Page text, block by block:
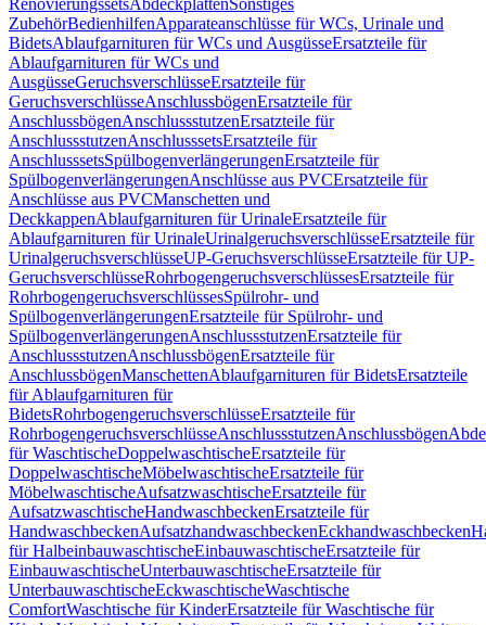
RenovierungssetsAbdeckplattenSonstiges
ZubehörBedienhilfenApparateanschlüsse für WCs, Urinale und
BidetsAblaufgarnituren für WCs und AusgüsseErsatzteile für
Ablaufgarnituren für WCs und
AusgüsseGeruchsverschlüsseErsatzteile für
GeruchsverschlüsseAnschlussbögenErsatzteile für
AnschlussbögenAnschlussstutzenErsatzteile für
AnschlussstutzenAnschlusssetsErsatzteile für
AnschlusssetsSpülbogenverlängerungenErsatzteile für
SpülbogenverlängerungenAnschlüsse aus PVCErsatzteile für
Anschlüsse aus PVCManschetten und
DeckkappenAblaufgarnituren für UrinaleErsatzteile für
Ablaufgarnituren für UrinaleUrinalgeruchsverschlüsseErsatzteile für
UrinalgeruchsverschlüsseUP-GeruchsverschlüsseErsatzteile für UP-
GeruchsverschlüsseRohrbogengeruchsverschlüssesErsatzteile für
RohrbogengeruchsverschlüssesSpülrohr- und
SpülbogenverlängerungenErsatzteile für Spülrohr- und
SpülbogenverlängerungenAnschlussstutzenErsatzteile für
AnschlussstutzenAnschlussbögenErsatzteile für
AnschlussbögenManschettenAblaufgarnituren für BidetsErsatzteile
für Ablaufgarnituren für
BidetsRohrbogengeruchsverschlüsseErsatzteile für
RohrbogengeruchsverschlüsseAnschlussstutzenAnschlussbögen
für WaschtischeDoppelwaschtischeErsatzteile für
DoppelwaschtischeMöbelwaschtischeErsatzteile für
MöbelwaschtischeAufsatzwaschtischeErsatzteile für
AufsatzwaschtischeHandwaschbeckenErsatzteile für
HandwaschbeckenAufsatzhandwaschbeckenEckhandwaschbecken
für HalbeinbauwaschtischeEinbauwaschtischeErsatzteile für
EinbauwaschtischeUnterbauwaschtischeErsatzteile für
UnterbauwaschtischeEckwaschtischeWaschtische
ComfortWaschtische für KinderErsatzteile für Waschtische für